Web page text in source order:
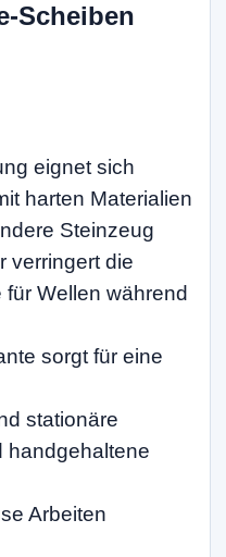
Scheiben
eignet sich
harten Materialien
Steinzeug
verringert die
Wellen während
sorgt für eine
stationäre
handgehaltene
Arbeiten